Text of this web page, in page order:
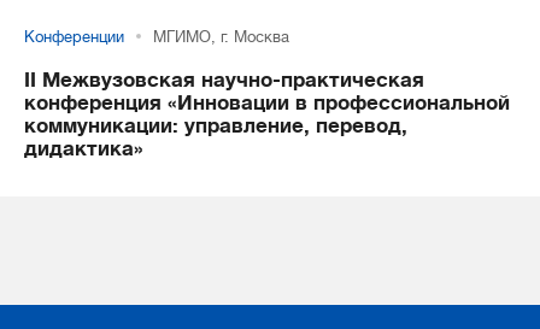
Конференции МГИМО, г. Москва
II Межвузовская научно-практическая
конференция «Инновации в профессиональной
коммуникации: управление, перевод,
дидактика»